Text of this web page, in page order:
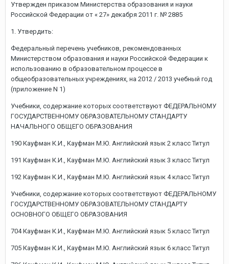
Утвержден приказом Министерства образования и науки
Российской Федерации от « 27» декабря 2011 г. № 2885
1. Утвердить:
Федеральный перечень учебников, рекомендованных
Министерством образования и науки Российской Федерации к
использованию в образовательном процессе в
общеобразовательных учреждениях, на 2012 / 2013 учебный год
(приложение N 1)
Учебники, содержание которых соответствуют ФЕДЕРАЛЬНОМУ
ГОСУДАРСТВЕННОМУ ОБРАЗОВАТЕЛЬНОМУ СТАНДАРТУ
НАЧАЛЬНОГО ОБЩЕГО ОБРАЗОВАНИЯ
190 Кауфман К.И., Кауфман М.Ю. Английский язык 2 класс Титул
191 Кауфман К.И., Кауфман М.Ю. Английский язык 3 класс Титул
192 Кауфман К.И., Кауфман М.Ю. Английский язык 4 класс Титул
Учебники, содержание которых соответствуют ФЕДЕРАЛЬНОМУ
ГОСУДАРСТВЕННОМУ ОБРАЗОВАТЕЛЬНОМУ СТАНДАРТУ
ОСНОВНОГО ОБЩЕГО ОБРАЗОВАНИЯ
704 Кауфман К.И., Кауфман М.Ю. Английский язык 5 класс Титул
705 Кауфман К.И., Кауфман М.Ю. Английский язык 6 класс Титул